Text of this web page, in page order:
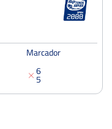
Marcador
6
5